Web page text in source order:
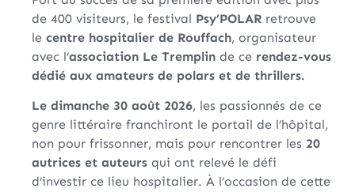
de 400 visiteurs, le festival Psy’POLAR retrouve
le centre hospitalier de Rouffach, organisateur
avec l’association Le Tremplin de ce rendez-vous
dédié aux amateurs de polars et de thrillers.
Le dimanche 30 août 2026, les passionnés de ce
genre littéraire franchiront le portail de l’hôpital,
non pour frissonner, mais pour rencontrer les 20
autrices et auteurs qui ont relevé le défi
d’investir ce lieu hospitalier. À l’occasion de cette